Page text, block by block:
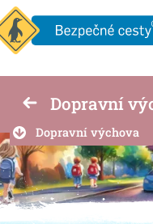
Dopravní
Dopravní výchova